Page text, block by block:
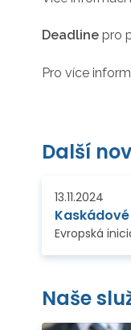
Deadline pro
Pro více
Další
13.11.2024
Evropská
Naše